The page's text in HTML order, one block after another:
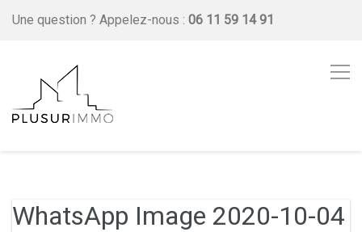
Une question ? Appelez-nous : 06 11 59 14 91
WhatsApp Image 2020-10-04